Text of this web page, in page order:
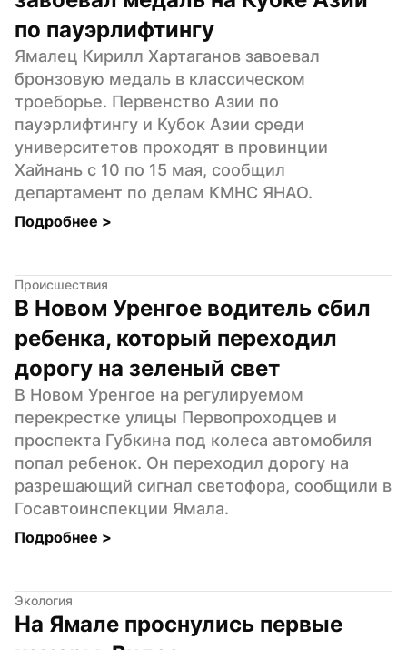
по пауэрлифтингу
Ямалец Кирилл Хартаганов завоевал
бронзовую медаль в классическом
троеборье. Первенство Азии по
пауэрлифтингу и Кубок Азии среди
университетов проходят в провинции
Хайнань с 10 по 15 мая, сообщил
департамент по делам КМНС ЯНАО.
Подробнее >
Происшествия
В Новом Уренгое водитель сбил
ребенка, который переходил
дорогу на зеленый свет
В Новом Уренгое на регулируемом
перекрестке улицы Первопроходцев и
проспекта Губкина под колеса автомобиля
попал ребенок. Он переходил дорогу на
разрешающий сигнал светофора, сообщили в
Госавтоинспекции Ямала.
Подробнее >
Экология
На Ямале проснулись первые